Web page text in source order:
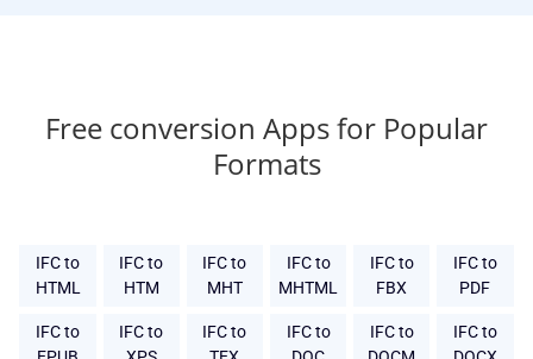
Free conversion Apps for Popular
Formats
IFC to
HTML
IFC to
HTM
IFC to
MHT
IFC to
MHTML
IFC to
FBX
IFC to
PDF
IFC to
IFC to
IFC to
IFC to
IFC to
IFC to